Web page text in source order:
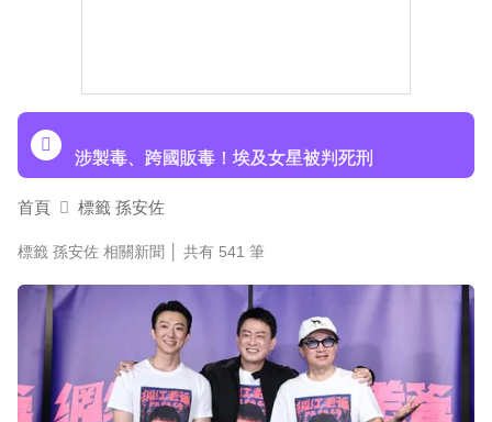
涉製毒、跨國販毒！埃及女星被判死刑
美國抗癌網紅拒安寧！家屬證實死訊 得年26歲
寬魚營收衰退 「點名王心凌、楊丞琳」網笑翻：
太誠實
下載東森App，隨時掌握天下大小事！
《半澤直樹》男星宣布再婚！迎新生命雙喜臨門
首頁 標籤 孫安佐
標籤 孫安佐 相關新聞 │ 共有 541 筆